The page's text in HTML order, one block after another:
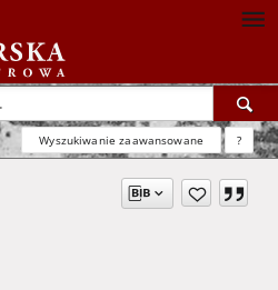
Wyszukiwanie zaawansowane ?